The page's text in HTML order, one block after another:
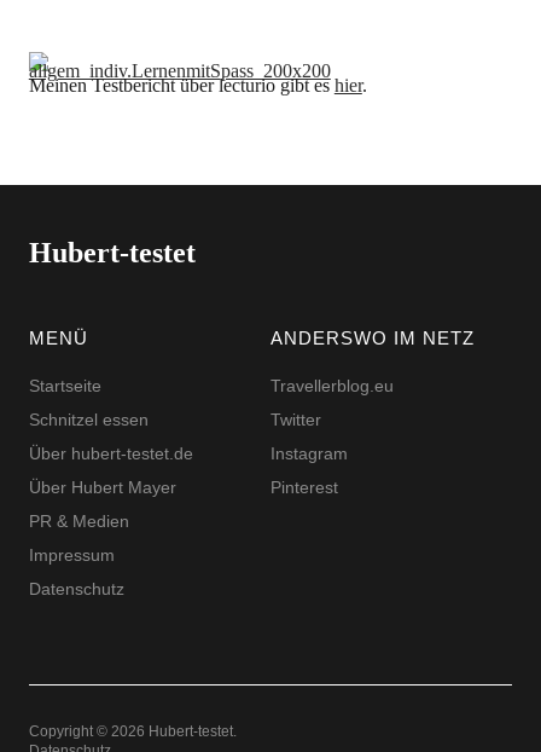
Meinen Testbericht über lecturio gibt eshier.
Hubert-testet
MENÜ
Startseite
Schnitzel essen
Über hubert-testet.de
Über Hubert Mayer
PR & Medien
Impressum
Datenschutz
ANDERSWO IM NETZ
Travellerblog.eu
Twitter
Instagram
Pinterest
Copyright © 2026 Hubert-testet